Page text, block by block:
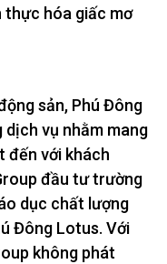
hóa giấc mơ
sản, Phú Đông
vụ nhằm mang
đến với khách
đầu tư trường
dục chất lượng
Đông Lotus. Với
không phát